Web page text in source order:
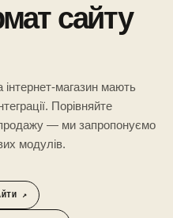
сайту
інтернет-магазин мають
Порівняйте
— ми запропонуємо
модулів.
↗︎